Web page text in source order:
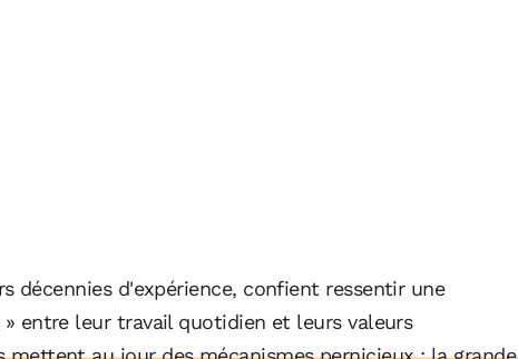
décennies d'expérience, confient ressentir une
entre leur travail quotidien et leurs valeurs